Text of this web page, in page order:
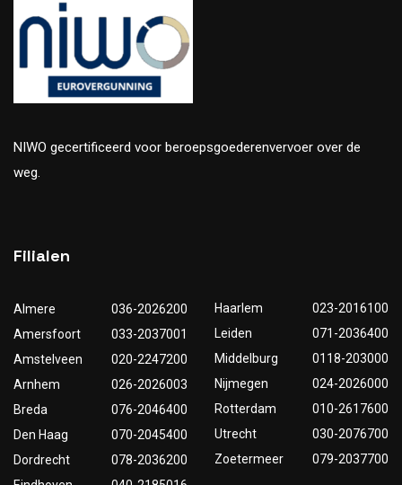
NIWO gecertificeerd voor beroepsgoederenvervoer over de
weg.
Filialen
Almere
036-2026200
Amersfoort
033-2037001
Amstelveen
020-2247200
Arnhem
026-2026003
Breda
076-2046400
Den Haag
070-2045400
Dordrecht
078-2036200
Haarlem
023-2016100
Leiden
071-2036400
Middelburg
0118-203000
Nijmegen
024-2026000
Rotterdam
010-2617600
Utrecht
030-2076700
Zoetermeer
079-2037700